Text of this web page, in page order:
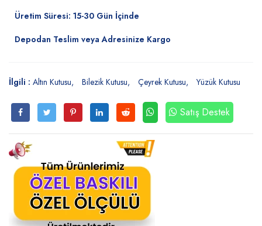
Üretim Süresi: 15-30 Gün İçinde
Depodan Teslim veya Adresinize Kargo
İlgili : Altın Kutusu Bilezik Kutusu Çeyrek Kutusu Yüzük Kutusu
Satış Destek